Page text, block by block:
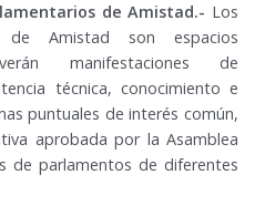
de Amistad.- Los
de Amistad son espacios
manifestaciones de
técnica, conocimiento e
puntuales de interés común,
aprobada por la Asamblea
de parlamentos de diferentes